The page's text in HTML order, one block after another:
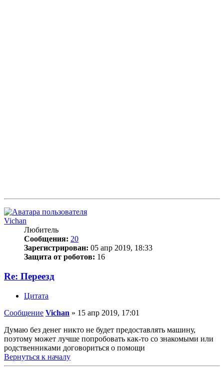
Vichan
Любитель
Сообщения: 20
Зарегистрирован: 05 апр 2019, 18:33
Защита от роботов: 16
Re: Переезд
Цитата
Сообщение Vichan » 15 апр 2019, 17:01
Думаю без денег никто не будет предоставлять машину,
поэтому может лучше попробовать как-то со знакомыми или
родственниками договориться о помощи
Вернуться к началу